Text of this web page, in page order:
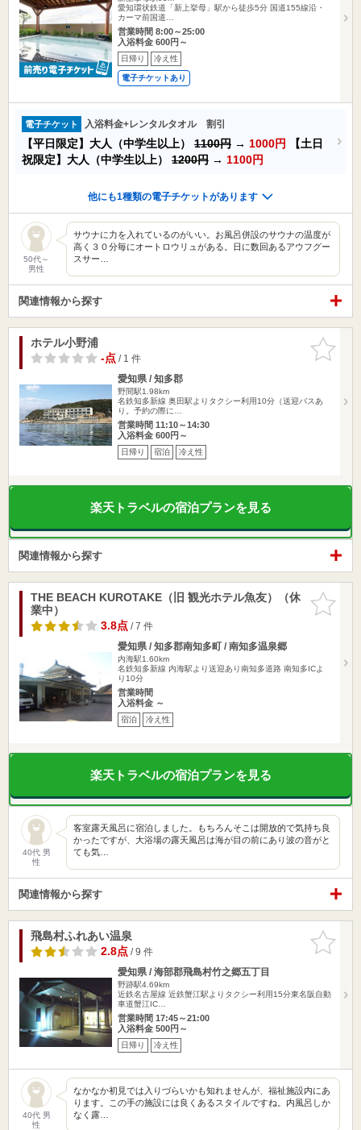
愛知環状鉄道「新上挙母」駅から徒歩5分 国道155線沿・
カーマ前国道…
営業時間 8:00～25:00
入浴料金 600円～
日帰り 冷え性
電子チケットあり
電子チケット 入浴料金+レンタルタオル 割引
【平日限定】大人（中学生以上） 1100円 → 1000円
【土日
祝限定】大人（中学生以上） 1200円 → 1100円
他にも1種類の電子チケットがあります
50代～
男性
サウナに力を入れているのがいい。お風呂併設のサウナの温度が
高く３０分毎にオートロウリュがある。日に数回あるアウフグー
スサー…
関連情報から探す
お気に入
りに追加
ホテル小野浦
-点/ 1 件
愛知県 / 知多郡
野間駅1.98km
名鉄知多新線 奥田駅よりタクシー利用10分（送迎バスあ
り。予約の際に…
営業時間 11:10～14:30
入浴料金 600円～
日帰り 宿泊 冷え性
楽天トラベルの宿泊プランを見る
関連情報から探す
お気に入
りに追加
THE BEACH KUROTAKE（旧 観光ホテル魚友）（休
業中）
3.8点/ 7 件
愛知県 / 知多郡南知多町 / 南知多温泉郷
内海駅1.60km
名鉄知多新線 内海駅より送迎あり南知多道路 南知多ICよ
り10分
営業時間
入浴料金 ～
宿泊 冷え性
楽天トラベルの宿泊プランを見る
40代 男
性
客室露天風呂に宿泊しました。もちろんそこは開放的で気持ち良
かったですが、大浴場の露天風呂は海が目の前にあり波の音がと
ても気…
関連情報から探す
お気に入
りに追加
飛島村ふれあい温泉
2.8点/ 9 件
愛知県 / 海部郡飛島村竹之郷五丁目
野跡駅4.69km
近鉄名古屋線 近鉄蟹江駅よりタクシー利用15分東名阪自動
車道蟹江IC…
営業時間 17:45～21:00
入浴料金 500円～
日帰り 冷え性
40代 男
性
なかなか初見では入りづらいかも知れませんが、福祉施設内にあ
ります。この手の施設には良くあるスタイルですね。内風呂しか
なく露…